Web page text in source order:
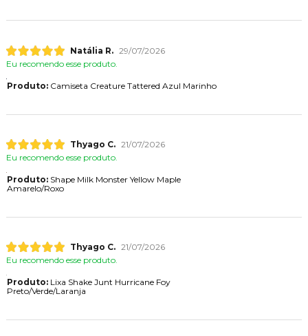
Natália R. 29/07/2026
Eu recomendo esse produto.
Produto:Camiseta Creature Tattered Azul Marinho
Thyago C. 21/07/2026
Eu recomendo esse produto.
Produto:Shape Milk Monster Yellow Maple
Amarelo/Roxo
Thyago C. 21/07/2026
Eu recomendo esse produto.
Produto:Lixa Shake Junt Hurricane Foy
Preto/Verde/Laranja